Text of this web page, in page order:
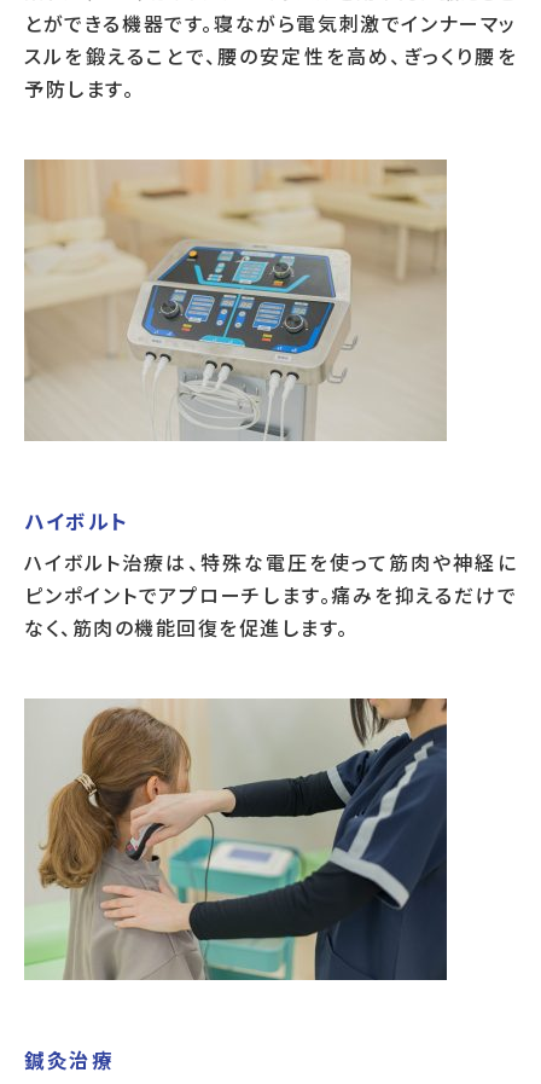
とができる機器です。寝ながら電気刺激でインナーマッ
スルを鍛えることで、腰の安定性を高め、ぎっくり腰を
予防します。
ハイボルト
ハイボルト治療は、特殊な電圧を使って筋肉や神経に
ピンポイントでアプローチします。痛みを抑えるだけで
なく、筋肉の機能回復を促進します。
鍼灸治療